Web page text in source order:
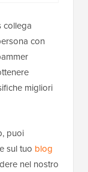
collega
con
migliori
puoi
sul tuo blog
nel nostro